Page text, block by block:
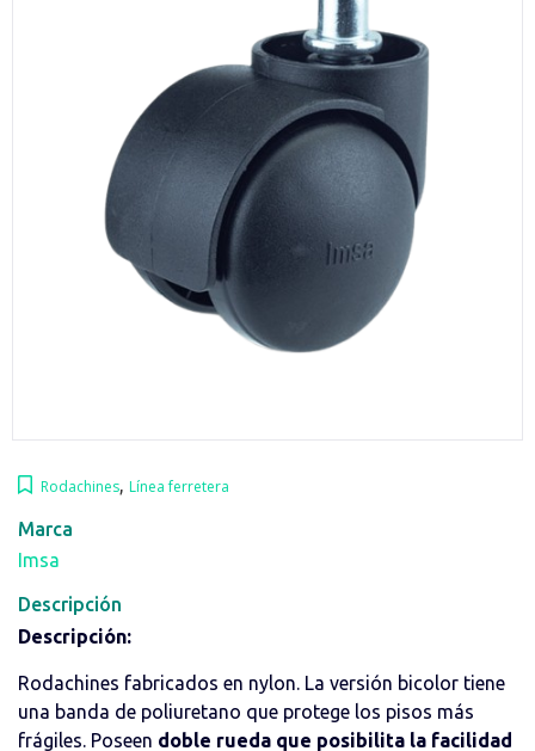
Rodachines, Línea ferretera
Marca
Imsa
Descripción
Descripción:
Rodachines fabricados en nylon. La versión bicolor tiene
una banda de poliuretano que protege los pisos más
frágiles. Poseen doble rueda que posibilita la facilidad